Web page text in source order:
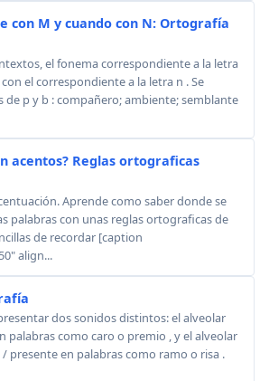
con M y cuando con N: Ortografía
el fonema correspondiente a la letra
el correspondiente a la letra n . Se
de p y b : compañero; ambiente; semblante
acentos? Reglas ortograficas
Aprende como saber donde se
palabras con unas reglas ortograficas de
de recordar [caption
align...
dos sonidos distintos: el alveolar
palabras como caro o premio , y el alveolar
presente en palabras como ramo o risa .